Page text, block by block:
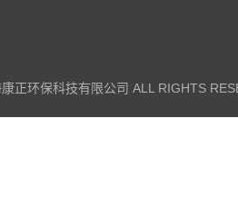
正环保科技有限公司 ALL RIGHTS